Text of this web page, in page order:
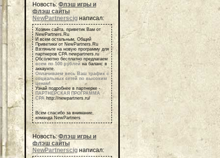
Новость: Флэш игры и
флэш сайты
NewPartnerscig написал:
Хозяин сайта, приветик Вам от
NewPartners.Ru
И всем остальным, Общий
Приветики от NewPartners.Ru
Взгляньте на новую программу для
партнеров СРА newpartners.ru
Обсолютно бесплатно предлагаем
всем по 500 рублей на баланс в
аккаунте.
Оплачиваем весь Ваш трафик с
социальных сетей по высоким
ценам!
Узнай подробнее в партнерке -
ПАРТНЕРСКАЯ ПРОГРАММА
СРА http://newpartners.ru/
Всем спасибо за внимание,
команда NewPartners
Новость:Флэш игры и
флэш сайты
NewPartnerscigнаписал: